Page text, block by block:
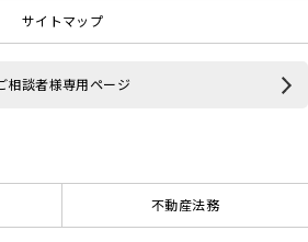
サイトマップ
相談者様専用ページ
不動産法務